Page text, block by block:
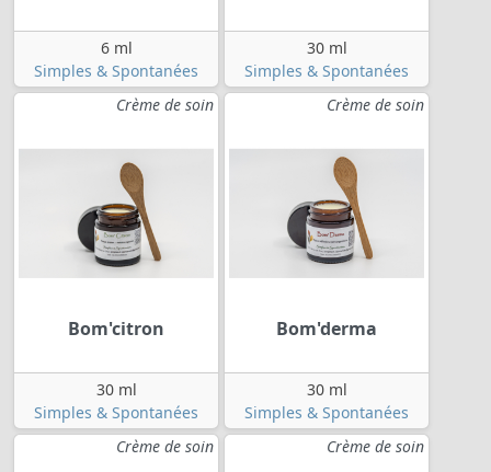
6 ml
Simples & Spontanées
30 ml
Simples & Spontanées
Crème de soin
Bom'citron
30 ml
Simples & Spontanées
Crème de soin
Bom'derma
30 ml
Simples & Spontanées
Crème de soin
Crème de soin